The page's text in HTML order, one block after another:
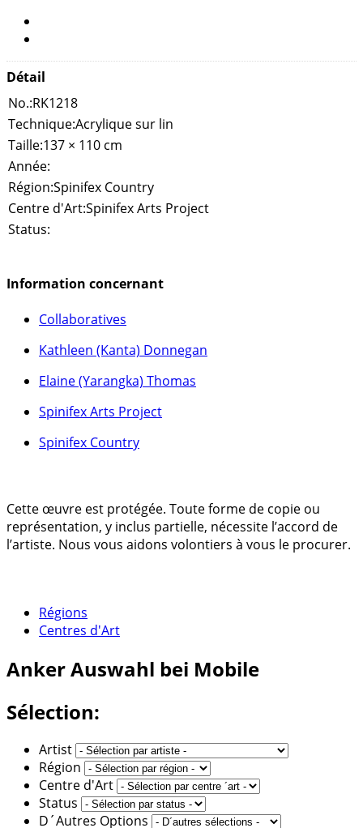
Détail
No.:RK1218
Technique:Acrylique sur lin
Taille:137 × 110 cm
Année:
Région:Spinifex Country
Centre d'Art:Spinifex Arts Project
Status:
Information concernant
Collaboratives
Kathleen (Kanta) Donnegan
Elaine (Yarangka) Thomas
Spinifex Arts Project
Spinifex Country
Cette œuvre est protégée. Toute forme de copie ou
représentation, y inclus partielle, nécessite l’accord de
l’artiste. Nous vous aidons volontiers à vous le procurer.
Régions
Centres d'Art
AnkerAuswahl bei Mobile
Sélection:
Artist
Région
Centre d'Art
Status
D´Autres Options